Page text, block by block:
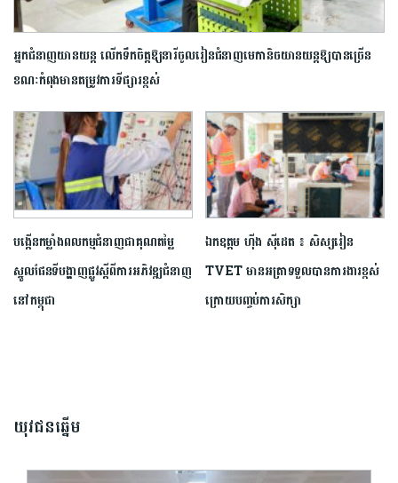
អ្នកជំនាញយានយន្ត លើកទឹកចិត្តឱ្យនារីចូលរៀន​ជំនាញមេកានិចយានយន្តឱ្យបានច្រើន
ខណៈកំពុងមានតម្រូវការទីផ្សារខ្ពស់
បង្កើនកម្លាំងពលកម្មជំនាញជាគុណតម្លៃ
ស្នូលផែនទីបង្ហាញផ្លូវស្តីពីការអភិវឌ្ឍជំនាញ
នៅកម្ពុជា
ឯកឧត្តម ហ៊ីង ស៊ីដេត ៖ សិស្សរៀន
TVET មានអត្រាទទួលបានការងារខ្ពស់
ក្រោយបញ្ចប់​ការ​សិក្សា
យុវជនឆ្នើម